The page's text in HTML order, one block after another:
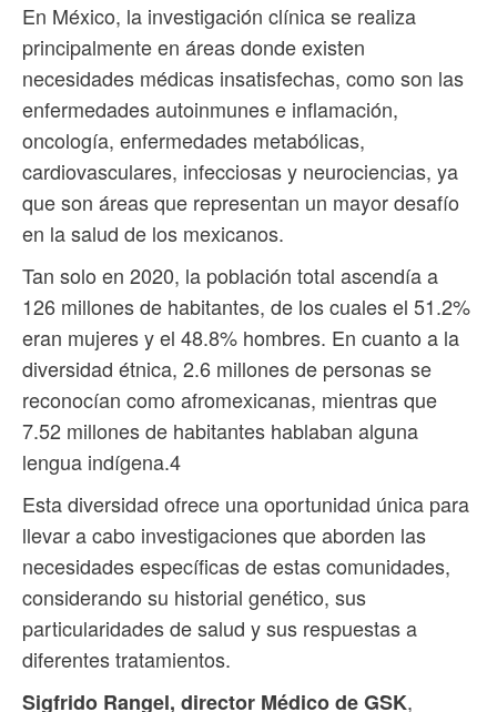
En México, la investigación clínica se realiza
principalmente en áreas donde existen
necesidades médicas insatisfechas, como son las
enfermedades autoinmunes e inflamación,
oncología, enfermedades metabólicas,
cardiovasculares, infecciosas y neurociencias, ya
que son áreas que representan un mayor desafío
en la salud de los mexicanos.
Tan solo en 2020, la población total ascendía a
126 millones de habitantes, de los cuales el 51.2%
eran mujeres y el 48.8% hombres. En cuanto a la
diversidad étnica, 2.6 millones de personas se
reconocían como afromexicanas, mientras que
7.52 millones de habitantes hablaban alguna
lengua indígena.4
Esta diversidad ofrece una oportunidad única para
llevar a cabo investigaciones que aborden las
necesidades específicas de estas comunidades,
considerando su historial genético, sus
particularidades de salud y sus respuestas a
diferentes tratamientos.
Sigfrido Rangel, director Médico de GSK,